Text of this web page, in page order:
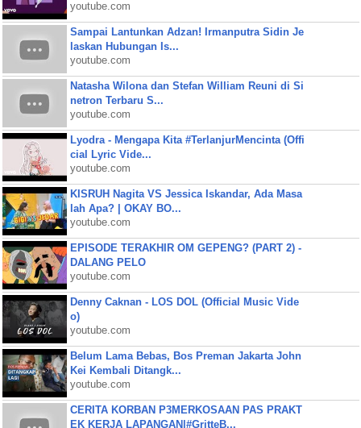
youtube.com
Sampai Lantunkan Adzan! Irmanputra Sidin Je
laskan Hubungan Is...
youtube.com
Natasha Wilona dan Stefan William Reuni di Si
netron Terbaru S...
youtube.com
Lyodra - Mengapa Kita #TerlanjurMencinta (Offi
cial Lyric Vide...
youtube.com
KISRUH Nagita VS Jessica Iskandar, Ada Masa
lah Apa? | OKAY BO...
youtube.com
EPISODE TERAKHIR OM GEPENG? (PART 2) -
DALANG PELO
youtube.com
Denny Caknan - LOS DOL (Official Music Vide
o)
youtube.com
Belum Lama Bebas, Bos Preman Jakarta John
Kei Kembali Ditangk...
youtube.com
CERITA KORBAN P3MERKOSAAN PAS PRAKT
EK KERJA LAPANGAN|#GritteB...